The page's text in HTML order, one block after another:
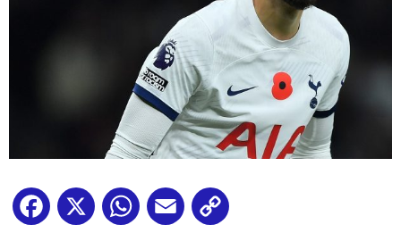
Facebook
X WhatsApp
Email